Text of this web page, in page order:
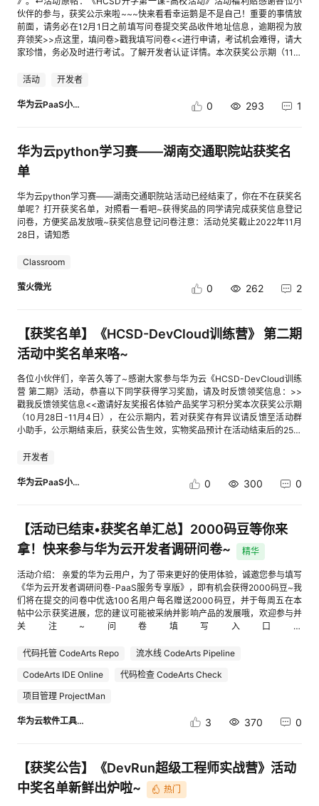
伙伴的参与，获奖公示来啦~~~快来看看幸运鹅是不是自己！重要的事情放
前面，请务必在12月1日之前填写问卷提交奖品收件地址信息，逾期视为放
弃领奖>>点这里，填问卷>戳我填写问卷<<进行申请，考试机会难得，请大
家珍惜，务必及时进行考试。了解开发者认证详情。本次获奖公示期（11月
公示期结束后，获奖公告生效，实物奖品预计在获奖公告生效后的25个工作
活动 开发者
华为云PaaS小助手 0 293 1
华为云python学习赛——湖南交通职院站获奖名
单
华为云python学习赛——湖南交通职院站活动已经结束了，你在不在获奖名
单呢？打开获奖名单，对照看一看吧~获得奖品的同学请完成获奖信息登记
问卷，方便奖品发放哦~获奖信息登记问卷注意：活动兑奖截止2022年11月
28日，请知悉
Classroom
萤火微光 0 262 2
【获奖名单】《HCSD-DevCloud训练营》 第二期
活动中奖名单来咯~
各位小伙伴们，辛苦久等了~感谢大家参与华为云《HCSD-DevCloud训练
营 第二期》活动，恭喜以下同学获得学习奖励，请及时反馈领奖信息：>>
戳我反馈领奖信息<<邀请好友奖报名体验产品奖学习积分奖本次获奖公示期
（10月28日-11月4日），在公示期内，若对获奖存有异议请反馈至活动群
小助手，公示期结束后，获奖公告生效，实物奖品预计在活动结束后的25个
的开发者活动，供大家学习体验华为云产品和能力的同时带给大家更多惊
新活动信息~！
开发者
华为云PaaS小助手 0 300 0
【活动已结束•获奖名单汇总】2000码豆等你来
拿！快来参与华为云开发者调研问卷~
精华
活动介绍： 亲爱的华为云用户，为了带来更好的使用体验，诚邀您参与填写
《华为云开发者调研问卷-PaaS服务专享版》，即有机会获得2000码豆~我
们将在提交的问卷中优选100名用户每名赠送2000码豆，并于每周五在本
帖中公示获奖进展，您的建议可能被采纳并影响产品的发展哦，欢迎参与并
关注~问卷填写入口：
id=b781c58778cd4dbcb40084ebd56f2ba7&utm_medium=luntan发放方
有效建议（优质问卷可增加被选中概率哦~）问卷有效期：2022.9.16-
2022.10.17码豆使用规则：cid:link_2 码豆是什
么？a）码豆是码豆会员中心虚拟财富，是码豆会员中心会员尊贵身份的象
征；b）码豆可用于在码豆会员中心进行实物/虚拟礼品兑换。礼品丰富多
样，（图片仅供参考）更多码豆兑换的礼品请以官网更新为准：码豆会员中
意查收~获奖账号获奖用户IDyc-
chenxxxxxxxxxxxxxxxxxxxxxxxxx209f8bgetbtxxxxxxxxxxxxxxxxxxxxxxxxx
402d8ahw72023025xxxxxxxxxxxxxxxxxxxxxxxxx184672koshikinxxxxxx
代码托管 CodeArts Repo
流水线 CodeArts Pipeline
CodeArts IDE Online
代码检查 CodeArts Check
项目管理 ProjectMan
华为云软件工具链 3 370 0
【获奖公告】《DevRun超级工程师实战营》活动
中奖名单新鲜出炉啦~
热门